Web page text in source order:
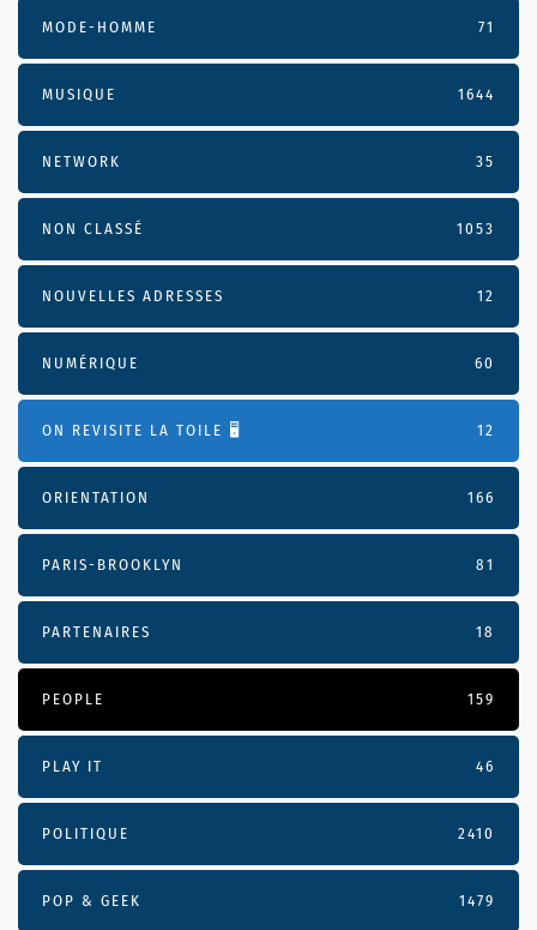
MODE-HOMME 71
MUSIQUE 1644
NETWORK 35
NON CLASSÉ 1053
NOUVELLES ADRESSES 12
NUMÉRIQUE 60
ON REVISITE LA TOILE 🖥️ 12
ORIENTATION 166
PARIS-BROOKLYN 81
PARTENAIRES 18
PEOPLE 159
PLAY IT 46
POLITIQUE 2410
POP & GEEK 1479